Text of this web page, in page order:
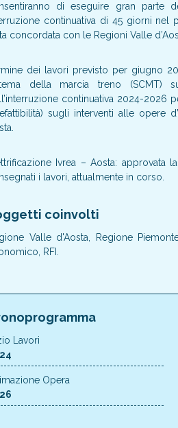
di eseguire gran parte
continuativa di 45 giorni nel
concordata con le Regioni Valle
dei lavori previsto per giugno
della marcia treno (SCMT)
continuativa 2024-2026
sugli interventi alle opere
Ivrea – Aosta: approvata
i lavori, attualmente in corso.
coinvolti
Valle d'Aosta, Regione
RFI.
Lavori
Opera